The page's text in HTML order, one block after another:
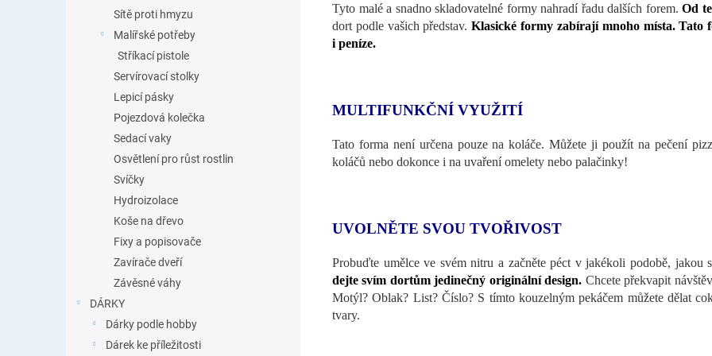
Sítě proti hmyzu
Malířské potřeby
Stříkací pistole
Servírovací stolky
Lepicí pásky
Pojezdová kolečka
Sedací vaky
Osvětlení pro růst rostlin
Svíčky
Hydroizolace
Koše na dřevo
Fixy a popisovače
Zavírače dveří
Závěsné váhy
DÁRKY
Dárky podle hobby
Dárek ke příležitosti
Tyto malé a snadno skladovatelné formy nahradí řadu dalších forem.Od
dort podle vašich představ.Klasické formy zabírají mnoho místa.
i peníze.
MULTIFUNKČNÍ VYUŽITÍ
Tato forma není určena pouze na koláče. Můžete ji použít na pečení
koláčů nebo dokonce i na uvaření omelety nebo palačinky!
UVOLNĚTE SVOU TVOŘIVOST
Probuďte umělce ve svém nitru a začněte péct v jakékoli podobě, jakou
dejte svím dortům jedinečný originální design. Chcete překvapit
Motýl? Oblak? List? Číslo? S tímto kouzelným pekáčem můžete dělat
tvary.